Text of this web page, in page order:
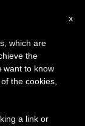
x
which are
the
want to know
the cookies,
a link or